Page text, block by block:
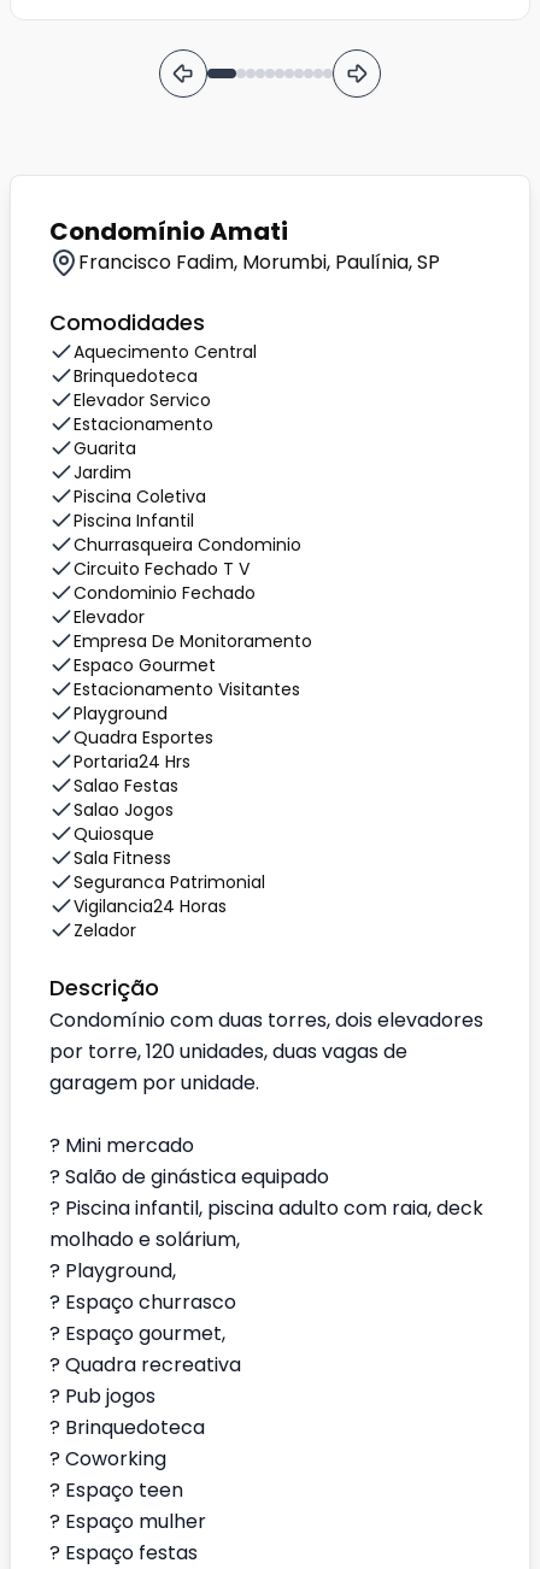
Condomínio Amati
Francisco Fadim, Morumbi, Paulínia, SP
Comodidades
Aquecimento Central
Brinquedoteca
Elevador Servico
Estacionamento
Guarita
Jardim
Piscina Coletiva
Piscina Infantil
Churrasqueira Condominio
Circuito Fechado T V
Condominio Fechado
Elevador
Empresa De Monitoramento
Espaco Gourmet
Estacionamento Visitantes
Playground
Quadra Esportes
Portaria24 Hrs
Salao Festas
Salao Jogos
Quiosque
Sala Fitness
Seguranca Patrimonial
Vigilancia24 Horas
Zelador
Descrição
Condomínio com duas torres, dois elevadores
por torre, 120 unidades, duas vagas de
garagem por unidade.
? Mini mercado
? Salão de ginástica equipado
? Piscina infantil, piscina adulto com raia, deck
molhado e solárium,
? Playground,
? Espaço churrasco
? Espaço gourmet,
? Quadra recreativa
? Pub jogos
? Brinquedoteca
? Coworking
? Espaço teen
? Espaço mulher
? Espaço festas